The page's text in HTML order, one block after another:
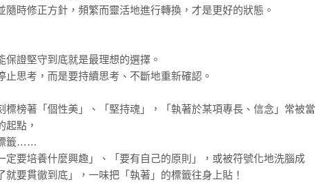
隨時修正方針，頻繁而靈活地進行轉換，才是更好的狀態。
證堅守到底就是最理想的選擇。
思考，而是要持續思考、不斷地重新確認。
標榜著「個性美」、「堅持魂」，「執著於某項專長、信念」常被當
起點，
籤……
定要培養什麼興趣」、「要有自己的原則」，或被符號化地洗腦成
要貫徹到底」，一味把「執著」的標籤往身上貼！